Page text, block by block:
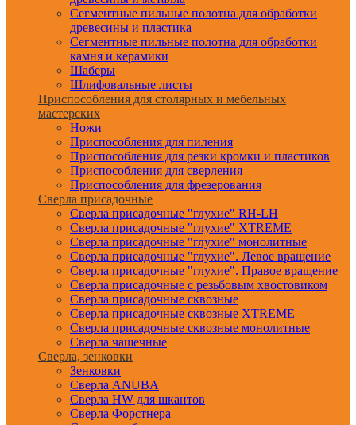
Сегментные пильные полотна для обработки
древесины и пластика
Сегментные пильные полотна для обработки
камня и керамики
Шаберы
Шлифовальные листы
Приспособления для столярных и мебельных
мастерских
Ножи
Приспособления для пиления
Приспособления для резки кромки и пластиков
Приспособления для сверления
Приспособления для фрезерования
Сверла присадочные
Сверла присадочные "глухие" RH-LH
Сверла присадочные "глухие" XTREME
Сверла присадочные "глухие" монолитные
Сверла присадочные "глухие". Левое вращение
Сверла присадочные "глухие". Правое вращение
Сверла присадочные с резьбовым хвостовиком
Сверла присадочные сквозные
Сверла присадочные сквозные XTREME
Сверла присадочные сквозные монолитные
Сверла чашечные
Сверла, зенковки
Зенковки
Сверла ANUBA
Сверла HW для шкантов
Сверла Форстнера